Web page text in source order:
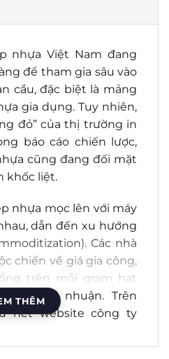
nhựa Việt Nam đang
để tham gia sâu vào
cầu, đặc biệt là mảng
gia dụng. Tuy nhiên,
đỏ” của thị trường in
báo cáo chiến lược,
cũng đang đối mặt
khốc liệt.
nhựa mọc lên với máy
dẫn đến xu hướng
. Các nhà
chiến về giá gia công,
trên mỗi gram hạt
biên lợi nhuận.Trên
hết website công ty
thiếu chuyên nghiệp
THÊM